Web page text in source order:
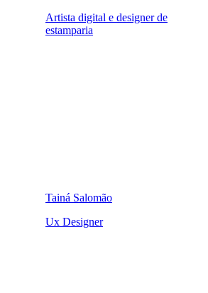
Artista digital e designer de
estamparia
Tainá Salomão
Ux Designer